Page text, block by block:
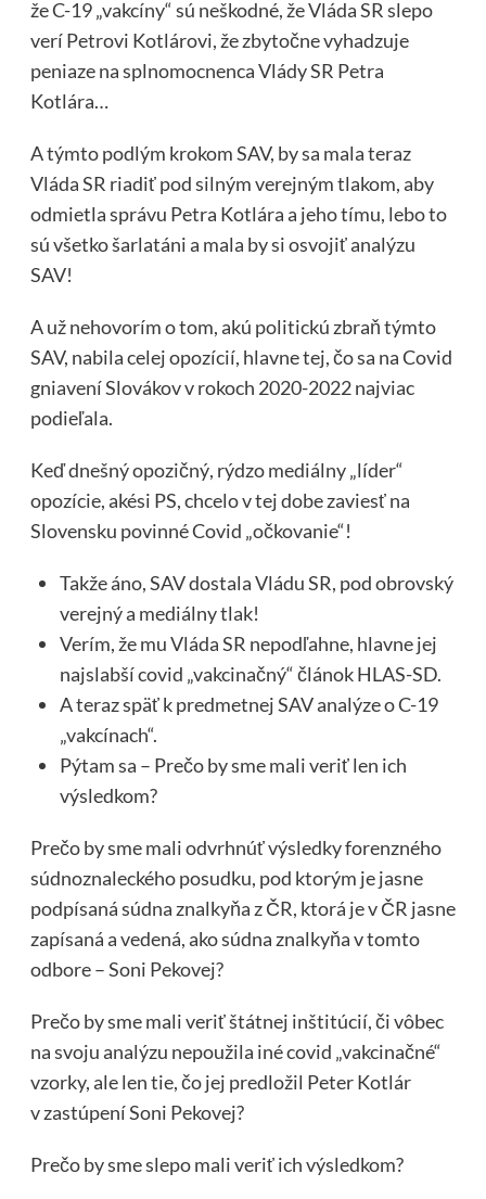
že C-19 „vakcíny“ sú neškodné, že Vláda SR slepo
verí Petrovi Kotlárovi, že zbytočne vyhadzuje
peniaze na splnomocnenca Vlády SR Petra
Kotlára…
A týmto podlým krokom SAV, by sa mala teraz
Vláda SR riadiť pod silným verejným tlakom, aby
odmietla správu Petra Kotlára a jeho tímu, lebo to
sú všetko šarlatáni a mala by si osvojiť analýzu
SAV!
A už nehovorím o tom, akú politickú zbraň týmto
SAV, nabila celej opozícií, hlavne tej, čo sa na Covid
gniavení Slovákov v rokoch 2020-2022 najviac
podieľala.
Keď dnešný opozičný, rýdzo mediálny „líder“
opozície, akési PS, chcelo v tej dobe zaviesť na
Slovensku povinné Covid „očkovanie“!
Takže áno, SAV dostala Vládu SR, pod obrovský
verejný a mediálny tlak!
Verím, že mu Vláda SR nepodľahne, hlavne jej
najslabší covid „vakcinačný“ článok HLAS-SD.
A teraz späť k predmetnej SAV analýze o C-19
„vakcínach“.
Pýtam sa – Prečo by sme mali veriť len ich
výsledkom?
Prečo by sme mali odvrhnúť výsledky forenzného
súdnoznaleckého posudku, pod ktorým je jasne
podpísaná súdna znalkyňa z ČR, ktorá je v ČR jasne
zapísaná a vedená, ako súdna znalkyňa v tomto
odbore – Soni Pekovej?
Prečo by sme mali veriť štátnej inštitúcií, či vôbec
na svoju analýzu nepoužila iné covid „vakcinačné“
vzorky, ale len tie, čo jej predložil Peter Kotlár
v zastúpení Soni Pekovej?
Prečo by sme slepo mali veriť ich výsledkom?